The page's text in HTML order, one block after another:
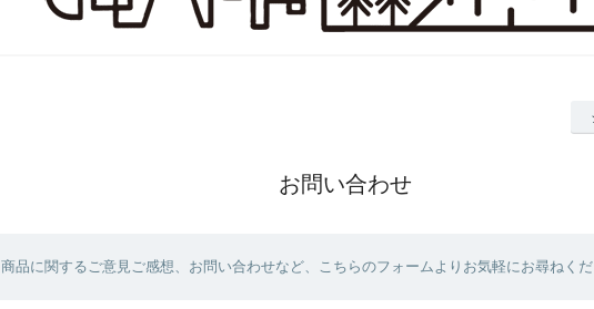
お問い合わせ
商品に関するご意見ご感想、お問い合わせなど、こちらのフォームよりお気軽にお尋ねく